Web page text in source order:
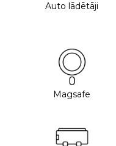
Auto lādētāji
Magsafe